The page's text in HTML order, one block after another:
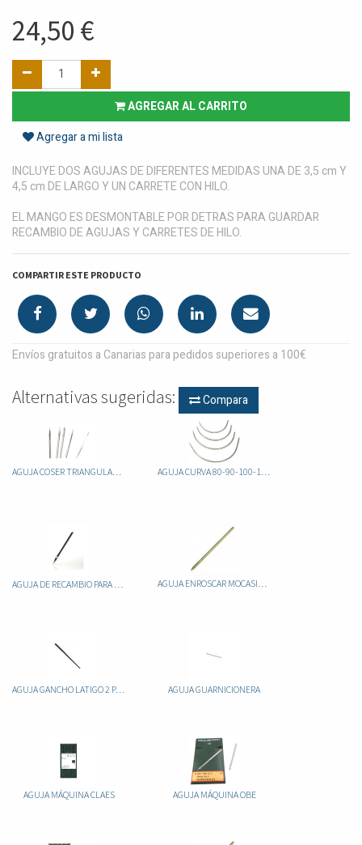
24,50 €
AGREGAR AL CARRITO
Agregar a mi lista
INCLUYE DOS AGUJAS DE DIFERENTES MEDIDAS UNA DE 3,5 cm Y
4,5 cm DE LARGO Y UN CARRETE CON HILO.
EL MANGO ES DESMONTABLE POR DETRAS PARA GUARDAR
RECAMBIO DE AGUJAS Y CARRETES DE HILO.
COMPARTIR ESTE PRODUCTO
Envíos gratuitos a Canarias para pedidos superiores a 100€
Alternativas sugeridas: Compara
AGUJA CURVA 80-90-100-110-115
AGUJA ENROSCAR MOCASIN GRANDE 12,5CM X 4MM 1193-05
AGUJA GANCHO LATIGO 2 PATILLAS 10UND 1190 AGUJA GUARNICIONERA
AGUJA MÁQUINA CLAES AGUJA MÁQUINA OBE